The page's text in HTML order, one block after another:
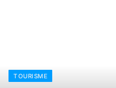
TOURISME